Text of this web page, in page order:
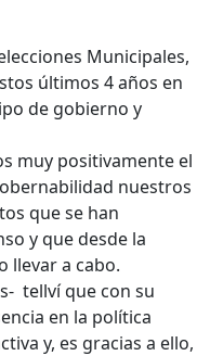
Municipales,
últimos 4 años en
de gobierno y
muy positivamente el
nuestros
que se han
y que desde la
llevar a cabo.
tellví que con su
en la política
y, es gracias a ello,